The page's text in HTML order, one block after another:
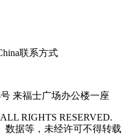
联系方式
来福士广场办公楼一座
RIGHTS RESERVED.
数据等，未经许可不得转载